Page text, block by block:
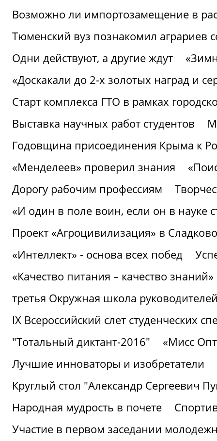
Возможно ли импортозамещение в
Тюменский вуз познакомил аграриев
Одни действуют, а другие ждут
«Доскакали до 2-х золотых наград и
Старт комплекса ГТО в рамках
Выставка научных работ студентов
Годовщина присоединения Крыма к
«Менделеев» проверил знания
Дорогу рабочим профессиям
«И один в поле воин, если он в науке
Проект «Агроцивилизация» в Сладково
«Интеллект» - основа всех побед
«Качество питания – качество знаний»
третья Окружная школа
IХ Всероссийский слет студенческих
"Тотальный диктант-2016"
«Мисс
Лучшие инноваторы и изобретатели
Круглый стол "Александр Сергеевич
Народная мудрость в почете
Участие в первом заседании